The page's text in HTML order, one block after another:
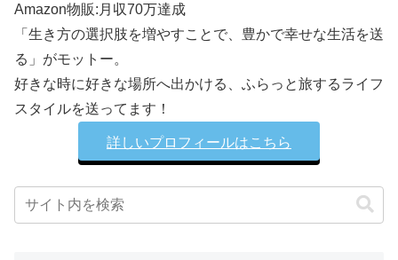
Amazon物販:月収70万達成
「生き方の選択肢を増やすことで、豊かで幸せな生活を送
る」がモットー。
好きな時に好きな場所へ出かける、ふらっと旅するライフ
スタイルを送ってます！
詳しいプロフィールはこちら